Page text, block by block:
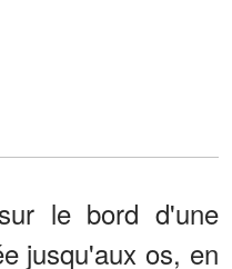
le bord d'une
jusqu'aux os, en